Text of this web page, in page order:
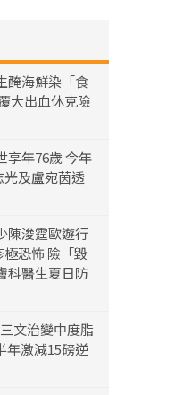
醃海鮮染「食
大出血休克險
享年76歲 今年
光及盧宛茵透
陳浚霆歐遊行
恐怖 險「毀
科醫生夏日防
文治變中度脂
年激減15磅逆